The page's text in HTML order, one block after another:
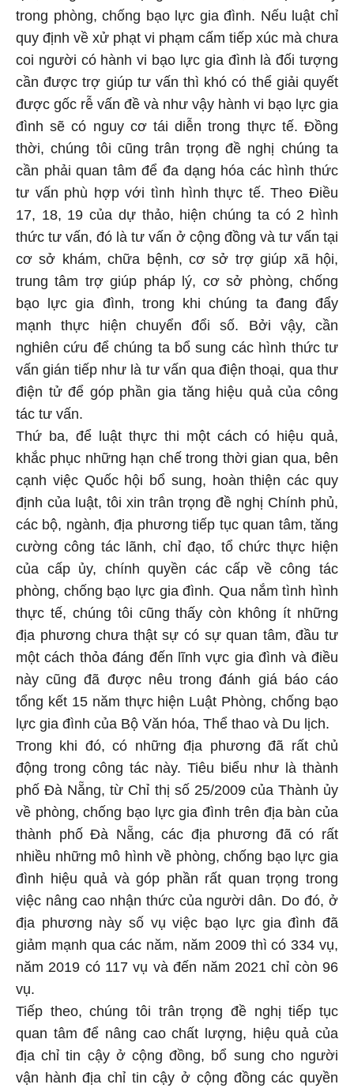
trong phòng, chống bạo lực gia đình. Nếu luật chỉ
quy định về xử phạt vi phạm cấm tiếp xúc mà chưa
coi người có hành vi bạo lực gia đình là đối tượng
cần được trợ giúp tư vấn thì khó có thể giải quyết
được gốc rễ vấn đề và như vậy hành vi bạo lực gia
đình sẽ có nguy cơ tái diễn trong thực tế. Đồng
thời, chúng tôi cũng trân trọng đề nghị chúng ta
cần phải quan tâm để đa dạng hóa các hình thức
tư vấn phù hợp với tình hình thực tế. Theo Điều
17, 18, 19 của dự thảo, hiện chúng ta có 2 hình
thức tư vấn, đó là tư vấn ở cộng đồng và tư vấn tại
cơ sở khám, chữa bệnh, cơ sở trợ giúp xã hội,
trung tâm trợ giúp pháp lý, cơ sở phòng, chống
bạo lực gia đình, trong khi chúng ta đang đẩy
mạnh thực hiện chuyển đổi số. Bởi vậy, cần
nghiên cứu để chúng ta bổ sung các hình thức tư
vấn gián tiếp như là tư vấn qua điện thoại, qua thư
điện tử để góp phần gia tăng hiệu quả của công
tác tư vấn.
Thứ ba, để luật thực thi một cách có hiệu quả,
khắc phục những hạn chế trong thời gian qua, bên
cạnh việc Quốc hội bổ sung, hoàn thiện các quy
định của luật, tôi xin trân trọng đề nghị Chính phủ,
các bộ, ngành, địa phương tiếp tục quan tâm, tăng
cường công tác lãnh, chỉ đạo, tổ chức thực hiện
của cấp ủy, chính quyền các cấp về công tác
phòng, chống bạo lực gia đình. Qua nắm tình hình
thực tế, chúng tôi cũng thấy còn không ít những
địa phương chưa thật sự có sự quan tâm, đầu tư
một cách thỏa đáng đến lĩnh vực gia đình và điều
này cũng đã được nêu trong đánh giá báo cáo
tổng kết 15 năm thực hiện Luật Phòng, chống bạo
lực gia đình của Bộ Văn hóa, Thể thao và Du lịch.
Trong khi đó, có những địa phương đã rất chủ
động trong công tác này. Tiêu biểu như là thành
phố Đà Nẵng, từ Chỉ thị số 25/2009 của Thành ủy
về phòng, chống bạo lực gia đình trên địa bàn của
thành phố Đà Nẵng, các địa phương đã có rất
nhiều những mô hình về phòng, chống bạo lực gia
đình hiệu quả và góp phần rất quan trọng trong
việc nâng cao nhận thức của người dân. Do đó, ở
địa phương này số vụ việc bạo lực gia đình đã
giảm mạnh qua các năm, năm 2009 thì có 334 vụ,
năm 2019 có 117 vụ và đến năm 2021 chỉ còn 96
vụ.
Tiếp theo, chúng tôi trân trọng đề nghị tiếp tục
quan tâm để nâng cao chất lượng, hiệu quả của
địa chỉ tin cậy ở cộng đồng, bổ sung cho người
vận hành địa chỉ tin cậy ở cộng đồng các quyền